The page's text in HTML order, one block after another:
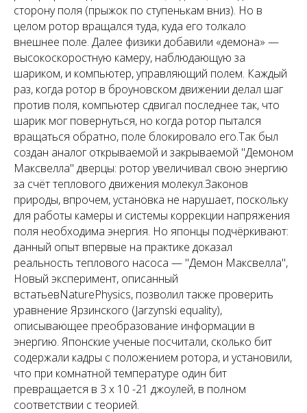
сторону поля (прыжок по ступенькам вниз). Но в
целом ротор вращался туда, куда его толкало
внешнее поле. Далее физики добавили «демона» —
высокоскоростную камеру, наблюдающую за
шариком, и компьютер, управляющий полем. Каждый
раз, когда ротор в броуновском движении делал шаг
против поля, компьютер сдвигал последнее так, что
шарик мог повернуться, но когда ротор пытался
вращаться обратно, поле блокировало его.Так был
создан аналог открываемой и закрываемой "Демоном
Максвелла" дверцы: ротор увеличивал свою энергию
за счёт теплового движения молекул.Законов
природы, впрочем, установка не нарушает, поскольку
для работы камеры и системы коррекции напряжения
поля необходима энергия. Но японцы подчёркивают:
данный опыт впервые на практике доказал
реальность теплового насоса — "Демон Максвелла",
Новый эксперимент, описанный
встатьевNaturePhysics, позволил также проверить
уравнение Ярзинского (Jarzynski equality),
описывающее преобразование информации в
энергию. Японские ученые посчитали, сколько бит
содержали кадры с положением ротора, и установили,
что при комнатной температуре один бит
превращается в 3 х 10 -21 джоулей, в полном
соответствии с теорией.